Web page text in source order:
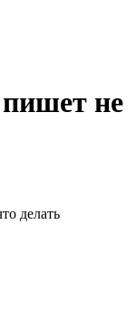
не
делать